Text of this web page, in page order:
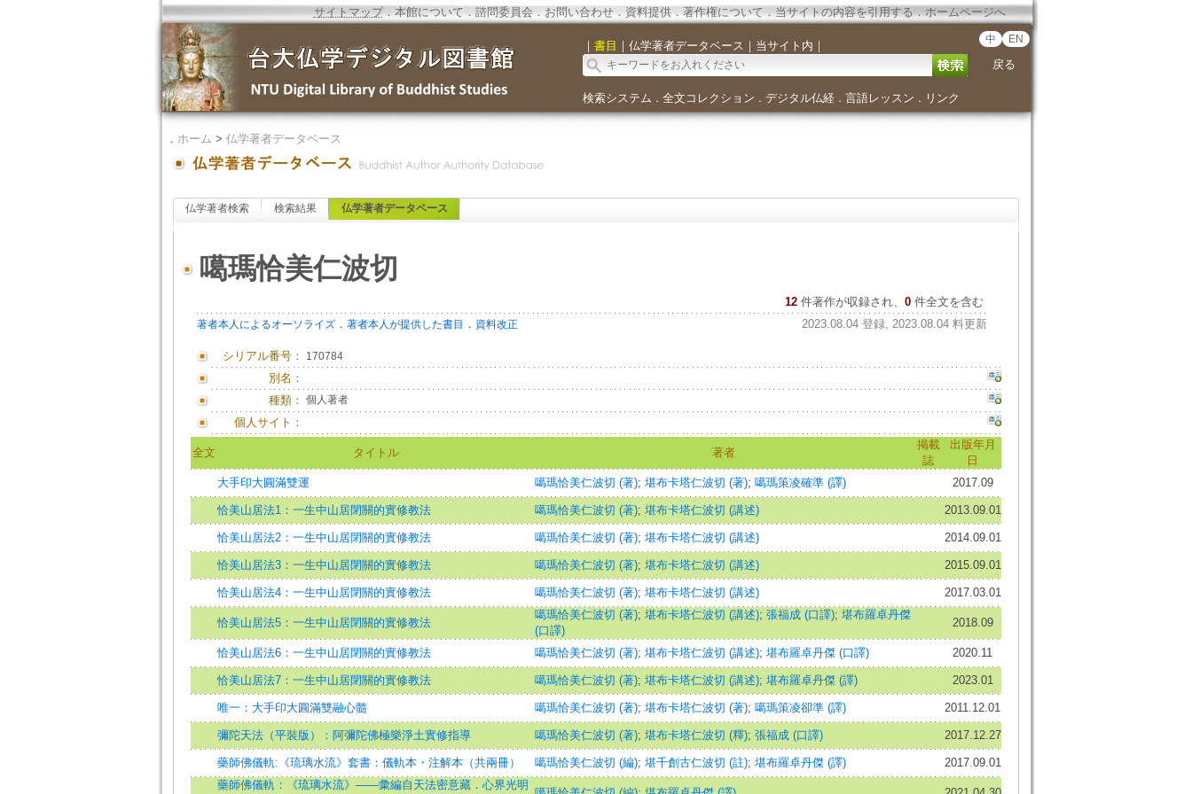
サイトマップ．本館について．諮問委員会． お問い合わせ． 資料提供．著作権について．当サイトの内容を引用する．ホームページへ
｜ 書目 ｜ 仏学著者データベース ｜ 当サイト内 ｜ 中 EN
戻る
検索システム ． 全文コレクション ． デジタル仏経． 言語レッスン ． リンク
． ホーム > 仏学著者データベース
仏学著者検索 検索結果 仏学著者データベース
噶瑪恰美仁波切
12 件著作が収録され、 0件全文を含む
著者本人によるオーソライズ． 著者本人が提供した書目 ． 資料改正 2023.08.04 登録, 2023.08.04 料更新
シリアル番号： 170784
別名：
種類： 個人著者
個人サイト：
全文 タイトル 著者
掲載
誌
出版年月
日
大手印大圓滿雙運
噶瑪恰美仁波切 (著); 堪布卡塔仁波切 (著); 噶瑪策凌確準 (譯) 2017.09
恰美山居法1：一生中山居閉關的實修教法 噶瑪恰美仁波切 (著); 堪布卡塔仁波切 (講述) 2013.09.01
恰美山居法2：一生中山居閉關的實修教法 噶瑪恰美仁波切 (著); 堪布卡塔仁波切 (講述) 2014.09.01
恰美山居法3：一生中山居閉關的實修教法 噶瑪恰美仁波切 (著); 堪布卡塔仁波切 (講述) 2015.09.01
恰美山居法4：一生中山居閉關的實修教法 噶瑪恰美仁波切 (著); 堪布卡塔仁波切 (講述) 2017.03.01
恰美山居法5：一生中山居閉關的實修教法
噶瑪恰美仁波切 (著); 堪布卡塔仁波切 (講述); 張福成 (口譯); 堪布羅卓丹傑
(口譯)
2018.09
恰美山居法6：一生中山居閉關的實修教法 噶瑪恰美仁波切 (著); 堪布卡塔仁波切 (講述); 堪布羅卓丹傑 (口譯) 2020.11
恰美山居法7：一生中山居閉關的實修教法 噶瑪恰美仁波切 (著); 堪布卡塔仁波切 (講述); 堪布羅卓丹傑 (譯) 2023.01
唯一：大手印大圓滿雙融心髓 噶瑪恰美仁波切 (著); 堪布卡塔仁波切 (著); 噶瑪策凌卻準 (譯) 2011.12.01
彌陀天法（平裝版）：阿彌陀佛極樂淨土實修指導 噶瑪恰美仁波切 (著); 堪布卡塔仁波切 (釋); 張福成 (口譯) 2017.12.27
藥師佛儀軌:《琉璃水流》套書：儀軌本・注解本（共兩冊） 噶瑪恰美仁波切 (編); 堪千創古仁波切 (註); 堪布羅卓丹傑 (譯)
2017.09.01
藥師佛儀軌：《琉璃水流》——彙編自天法密意藏．心界光明